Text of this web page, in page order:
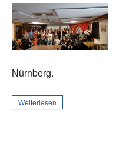
Nürnberg.
Weiterlesen